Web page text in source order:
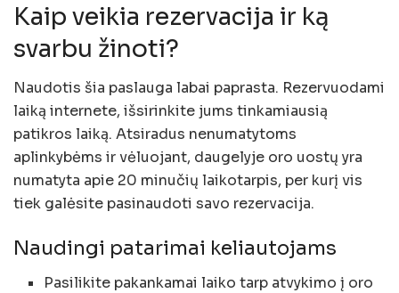
Kaip veikia rezervacija ir ką
svarbu žinoti?
Naudotis šia paslauga labai paprasta. Rezervuodami
laiką internete, išsirinkite jums tinkamiausią
patikros laiką. Atsiradus nenumatytoms
aplinkybėms ir vėluojant, daugelyje oro uostų yra
numatyta apie 20 minučių laikotarpis, per kurį vis
tiek galėsite pasinaudoti savo rezervacija.
Naudingi patarimai keliautojams
Pasilikite pakankamai laiko tarp atvykimo į oro